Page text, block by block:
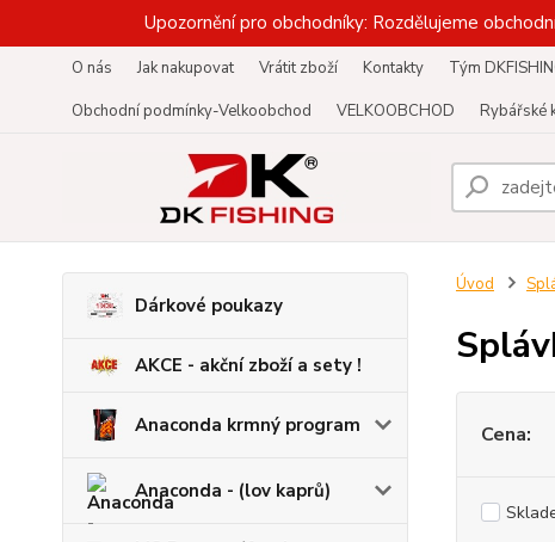
Upozornění pro obchodníky: Rozdělujeme
O nás Jak nakupovat Vrátit zboží Kontakty Tým
Obchodní podmínky-Velkoobchod
VELKOOBCHOD Rybářské
Dárkové poukazy
AKCE - akční zboží a sety !
Anaconda krmný program
Anaconda - (lov kaprů)
Úvod
Cena: